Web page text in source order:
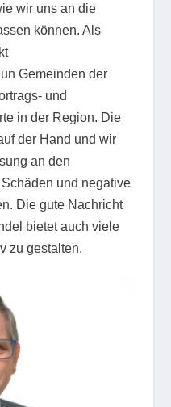
wir uns an die
können. Als
Gemeinden der
und
in der Region. Die
der Hand und wir
an den
und negative
Die gute Nachricht
bietet auch viele
zu gestalten.